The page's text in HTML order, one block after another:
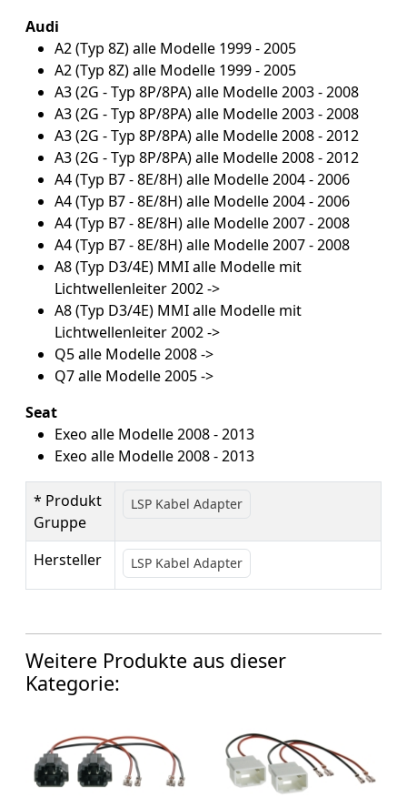
Audi
A2 (Typ 8Z) alle Modelle 1999 - 2005
A2 (Typ 8Z) alle Modelle 1999 - 2005
A3 (2G - Typ 8P/8PA) alle Modelle 2003 - 2008
A3 (2G - Typ 8P/8PA) alle Modelle 2003 - 2008
A3 (2G - Typ 8P/8PA) alle Modelle 2008 - 2012
A3 (2G - Typ 8P/8PA) alle Modelle 2008 - 2012
A4 (Typ B7 - 8E/8H) alle Modelle 2004 - 2006
A4 (Typ B7 - 8E/8H) alle Modelle 2004 - 2006
A4 (Typ B7 - 8E/8H) alle Modelle 2007 - 2008
A4 (Typ B7 - 8E/8H) alle Modelle 2007 - 2008
A8 (Typ D3/4E) MMI alle Modelle mit
Lichtwellenleiter 2002 ->
A8 (Typ D3/4E) MMI alle Modelle mit
Lichtwellenleiter 2002 ->
Q5 alle Modelle 2008 ->
Q7 alle Modelle 2005 ->
Seat
Exeo alle Modelle 2008 - 2013
Exeo alle Modelle 2008 - 2013
* Produkt
Gruppe
LSP Kabel Adapter
Hersteller LSP Kabel Adapter
Weitere Produkte aus dieser
Kategorie: